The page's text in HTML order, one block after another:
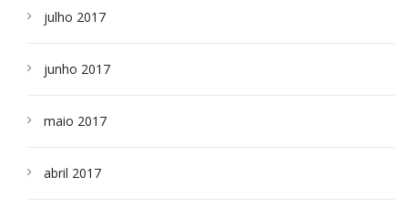
julho 2017
junho 2017
maio 2017
abril 2017